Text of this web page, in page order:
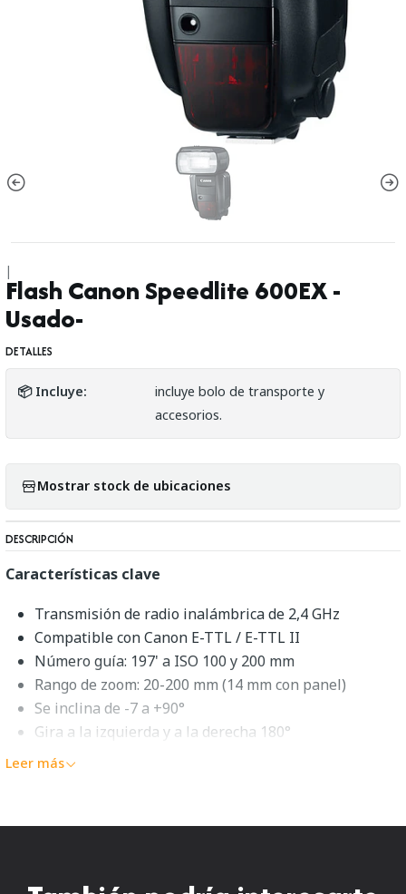
|
Flash Canon Speedlite 600EX -
Usado-
DETALLES
📦 Incluye:
incluye bolo de transporte y
accesorios.
Mostrar stock de ubicaciones
DESCRIPCIÓN
Características clave
Transmisión de radio inalámbrica de 2,4 GHz
Compatible con Canon E-TTL / E-TTL II
Número guía: 197' a ISO 100 y 200 mm
Rango de zoom: 20-200 mm (14 mm con panel)
Se inclina de -7 a +90°
Gira a la izquierda y a la derecha 180°
Modo estroboscópico y portafiltros de color
Funciona con 4 pilas AA
Leer más